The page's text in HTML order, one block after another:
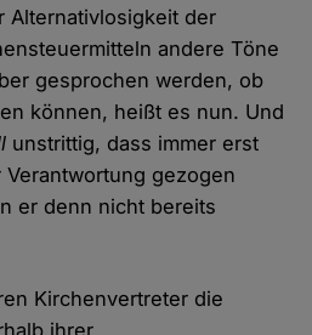
Alternativlosigkeit der
andere Töne
gesprochen werden, ob
können, heißt es nun. Und
unstrittig, dass immer erst
gezogen
er denn nicht bereits
Kirchenvertreter die